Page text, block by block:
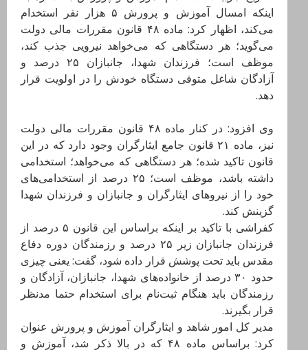
اینکه امسال آموزش و پرورش ۵ هزار نفر استخدام
می‌کند، اظهار کرد: ماده ۴۸ قانون مقررات مالی دولت
می‌گوید؛ هر دستگاهی که می‌خواهد نیرویی جذب کند،
موظف است؛ فرزندان شهدا، جانبازان ۲۵ درصد و
آزادگان شاغل متوفی دستگاه خودش را در اولویت قرار
دهد.
وی افزود: در کنار ماده ۴۸ قانون مقررات مالی دولت
نیز، ماده ۲۱ قانون جامع ایثارگران وجود دارد که در این
قانون تاکید شده؛ هر دستگاهی که می‌خواهد؛ استخدامی
داشته باشد، موظف است؛ ۲۵ درصد از استخدامی‌های
خود را از نیروهای ایثارگران و جانبازان و فرزندان شهدا
گزینش کند.
کفراشی با تاکید بر اینکه براساس این قانون ۵ درصد از
فرزندان جانبازان زیر ۲۵ درصد و رزمندگان دوره دفاع
مقدس باید تحت پوشش قرار داده شود، گفت: یعنی چیزی
حدود ۳۰ درصد از خانواده‌های شهدا، جانبازان، آزادگان و
رزمندگان باید هنگام ثبت‌نام برای استخدام حتما مدنظر
قرار بگیرند.
مدیر کل امور شاهد و ایثارگران آموزش و پرورش عنوان
کرد: براساس ماده ۴۸ که در بالا ذکر شد، آموزش و